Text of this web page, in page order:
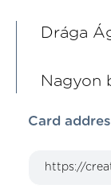
Drága
Nagyon
Card